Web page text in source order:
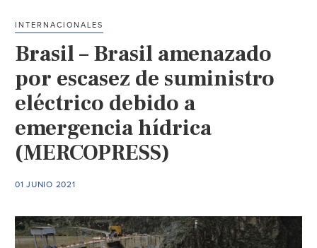
Hidalgo.
SOL
DE
HIDALGO)
INTERNACIONALES
Brasil – Brasil amenazado
por escasez de suministro
eléctrico debido a
emergencia hídrica
(MERCOPRESS)
01 JUNIO 2021